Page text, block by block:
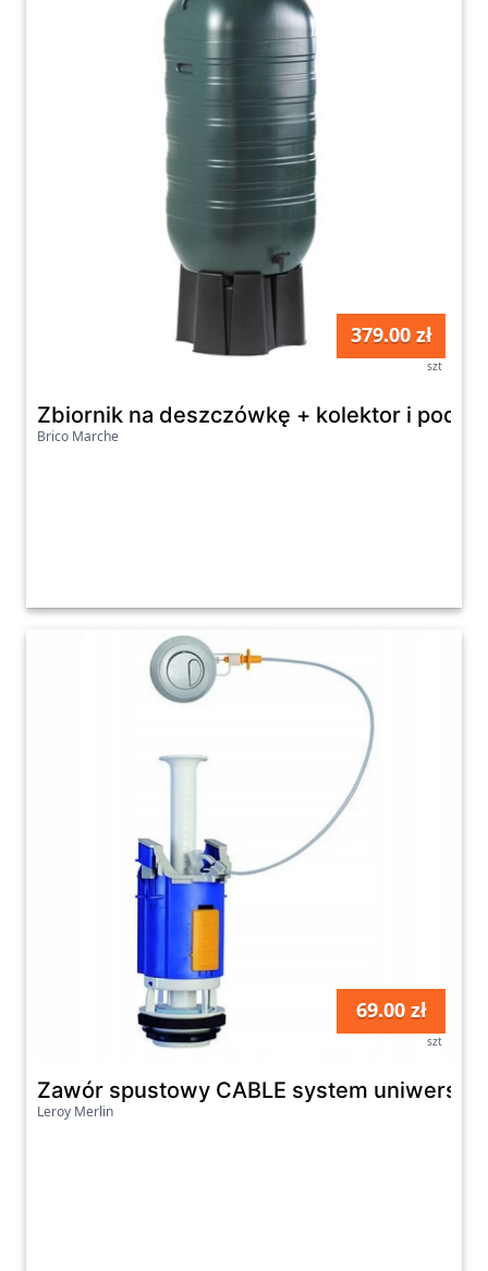
379.00 zł
szt
Zbiornik na deszczówkę + kolektor i
Brico Marche
69.00 zł
szt
Zawór spustowy CABLE system
Leroy Merlin